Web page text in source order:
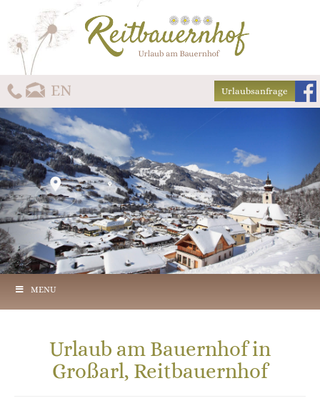
Urlaubsanfrage
MENU
Urlaub am Bauernhof in
Großarl, Reitbauernhof